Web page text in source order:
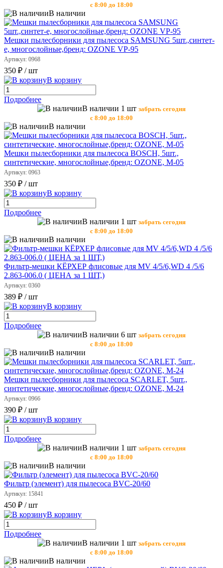
с 8:00 до 18:00
В наличии
Мешки пылесборники для пылесоса SAMSUNG 5шт.,синтет-
е, многослойные,бренд: OZONE VP-95
Артикул: 0968
350 ₽ / шт
В корзину
Подробнее
В наличии 1 шт забрать сегодня
с 8:00 до 18:00
В наличии
Мешки пылесборники для пылесоса BOSCH, 5шт.,
синтетические, многослойные,бренд: OZONE, М-05
Артикул: 0963
350 ₽ / шт
В корзину
Подробнее
В наличии 1 шт забрать сегодня
с 8:00 до 18:00
В наличии
Фильтр-мешки КЁРХЕР флисовые для МV 4/5/6,WD 4 /5/6
2.863-006.0 ( ЦЕНА за 1 ШТ,)
Артикул: 0360
389 ₽ / шт
В корзину
Подробнее
В наличии 6 шт забрать сегодня
с 8:00 до 18:00
В наличии
Мешки пылесборники для пылесоса SCARLET, 5шт.,
синтетические, многослойные,бренд: OZONE, М-24
Артикул: 0966
390 ₽ / шт
В корзину
Подробнее
В наличии 1 шт забрать сегодня
с 8:00 до 18:00
В наличии
Фильтр (элемент) для пылесоса BVC-20/60
Артикул: 15841
450 ₽ / шт
В корзину
Подробнее
В наличии 1 шт забрать сегодня
с 8:00 до 18:00
В наличии